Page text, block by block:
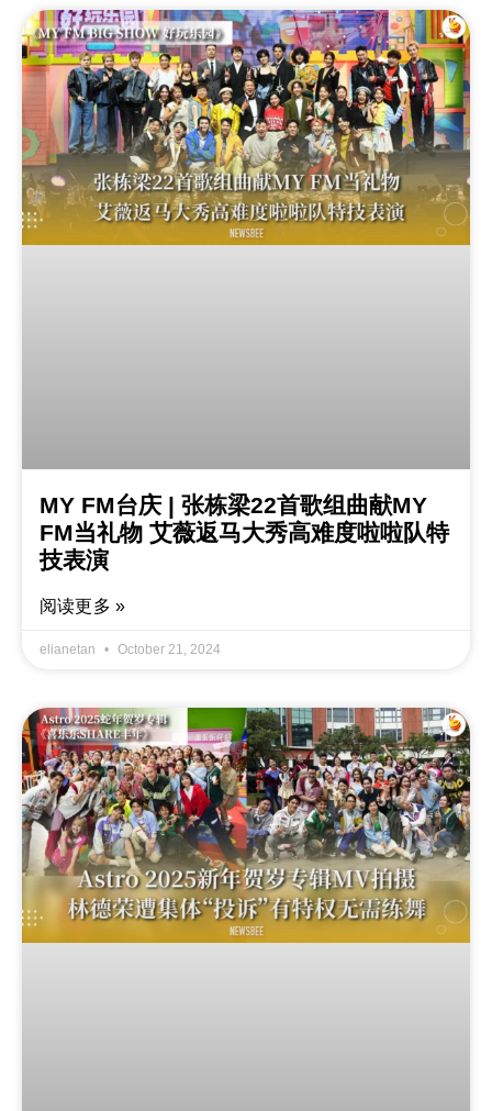
MY FM台庆 | 张栋梁22首歌组曲献MY
FM当礼物 艾薇返马大秀高难度啦啦队特
技表演
阅读更多 »
elianetan October 21, 2024